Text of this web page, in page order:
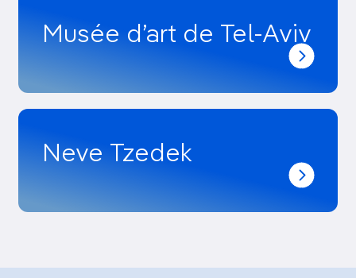
Musée d’art de Tel-Aviv
Neve Tzedek